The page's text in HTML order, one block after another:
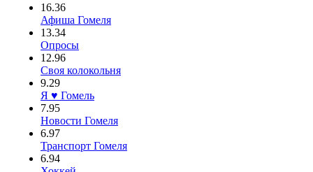
16.36
Афиша Гомеля
13.34
Опросы
12.96
Своя колокольня
9.29
Я ♥ Гомель
7.95
Новости Гомеля
6.97
Транспорт Гомеля
6.94